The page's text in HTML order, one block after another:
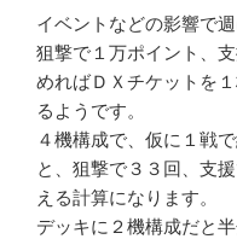
イベントなどの影響で
狙撃で１万ポイント、
めればＤＸチケットを
るようです。
４機構成で、仮に１戦
と、狙撃で３３回、支
える計算になります。
デッキに２機構成だと